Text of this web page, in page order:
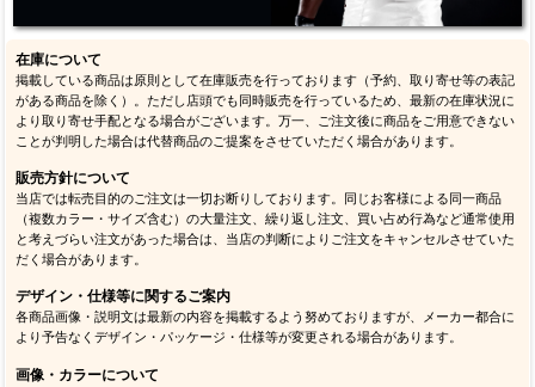
在庫について
掲載している商品は原則として在庫販売を行っております（予約、取り寄せ等の表記
がある商品を除く）。ただし店頭でも同時販売を行っているため、最新の在庫状況に
より取り寄せ手配となる場合がございます。万一、ご注文後に商品をご用意できない
ことが判明した場合は代替商品のご提案をさせていただく場合があります。
販売方針について
当店では転売目的のご注文は一切お断りしております。同じお客様による同一商品
（複数カラー・サイズ含む）の大量注文、繰り返し注文、買い占め行為など通常使用
と考えづらい注文があった場合は、当店の判断によりご注文をキャンセルさせていた
だく場合があります。
デザイン・仕様等に関するご案内
各商品画像・説明文は最新の内容を掲載するよう努めておりますが、メーカー都合に
より予告なくデザイン・パッケージ・仕様等が変更される場合があります。
画像・カラーについて